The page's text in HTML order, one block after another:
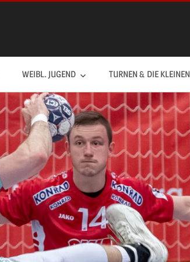
WEIBL. JUGEND TURNEN & DIE KLEINEN